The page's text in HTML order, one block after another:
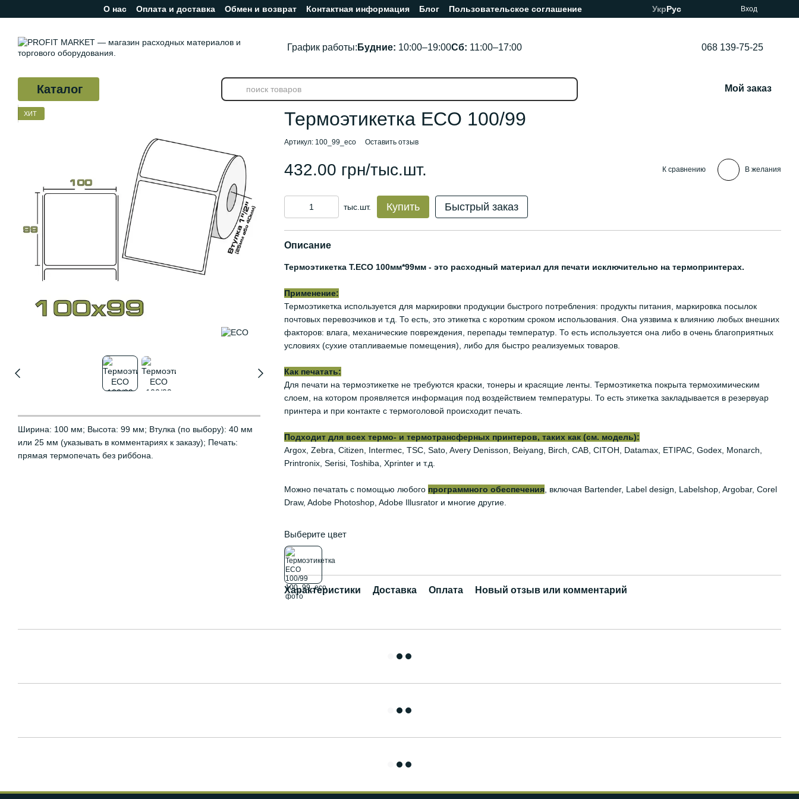
Перейти к основному контенту
О нас Оплата и доставка Обмен и возврат Контактная информация Блог
Пользовательское соглашение
Отзывы о магазине
УкрРус Вход
График работы: Будние: 10:00–19:00Сб: 11:00–17:00 068 139-75-25
Каталог Мой заказ
ХИТ
Ширина: 100 мм; Высота: 99 мм; Втулка (по выбору): 40 мм
или 25 мм (указывать в комментариях к заказу); Печать:
прямая термопечать без риббона.
Термоэтикетка ECO 100/99
Артикул: 100_99_eco Оставить отзыв
432.00 грн/тыс.шт. К сравнению В желания
тыс.шт. Купить Быстрый заказ
Описание
Термоэтикетка Т.ECO 100мм*99мм - это расходный материал для печати исключительно на термопринтерах.
Применение:
Термоэтикетка используется для маркировки продукции быстрого потребления: продукты питания, маркировка посылок
почтовых перевозчиков и т.д. То есть, это этикетка с коротким сроком использования. Она уязвима к влиянию любых внешних
факторов: влага, механические повреждения, перепады температур. То есть используется она либо в очень благоприятных
условиях (сухие отапливаемые помещения), либо для быстро реализуемых товаров.
Как печатать:
Для печати на термоэтикетке не требуются краски, тонеры и красящие ленты. Термоэтикетка покрыта термохимическим
слоем, на котором проявляется информация под воздействием температуры. То есть этикетка закладывается в резервуар
принтера и при контакте с термоголовой происходит печать.
Подходит для всех термо- и термотрансферных принтеров, таких как (см. модель):
Argox, Zebra, Citizen, Intermec, TSC, Sato, Avery Denisson, Beiyang, Birch, CAB, CITOH, Datamax, ETIPAC, Godex, Monarch,
Printronix, Serisi, Toshiba, Xprinter и т.д.
Можно печатать с помощью любого программного обеспечения , включая Bartender, Label design, Labelshop, Argobar, Corel
Draw, Adobe Photoshop, Adobe Illusrator и многие другие.
Выберите цвет
Характеристики Доставка Оплата Новый отзыв или комментарий